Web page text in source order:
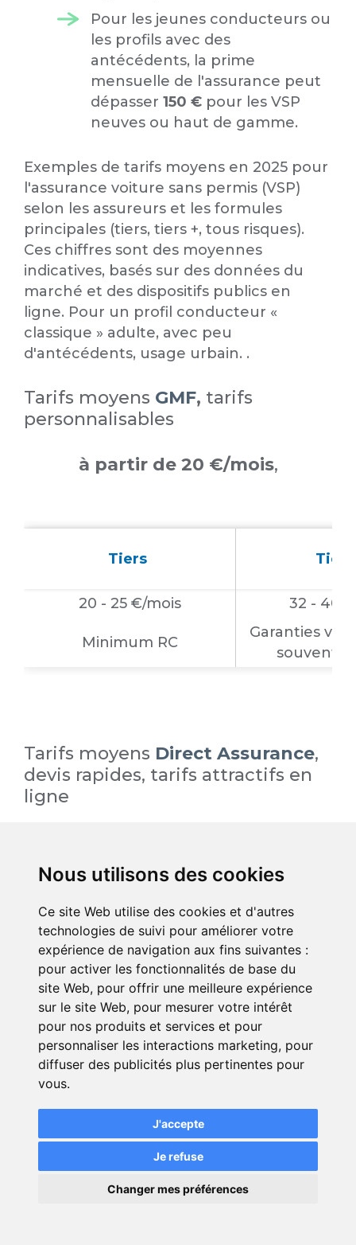
Nous utilisons des cookies
Ce site Web utilise des cookies et d'autres
technologies de suivi pour améliorer votre
expérience de navigation aux fins suivantes :
pour activer les fonctionnalités de base du
site Web, pour offrir une meilleure expérience
sur le site Web, pour mesurer votre intérêt
pour nos produits et services et pour
personnaliser les interactions marketing, pour
diffuser des publicités plus pertinentes pour
vous.
J'accepte
Je refuse
Changer mes préférences
Pour les jeunes conducteurs ou
les profils avec des
antécédents, la prime
mensuelle de l'assurance peut
dépasser 150 € pour les VSP
neuves ou haut de gamme.
Exemples de tarifs moyens en 2025 pour
l'assurance voiture sans permis (VSP)
selon les assureurs et les formules
principales (tiers, tiers +, tous risques).
Ces chiffres sont des moyennes
indicatives, basés sur des données du
marché et des dispositifs publics en
ligne. Pour un profil conducteur «
classique » adulte, avec peu
d'antécédents, usage urbain. .
Tarifs moyens GMF, tarifs
personnalisables
à partir de 20 €/mois,
Tiers Tiers
20 - 25 €/mois 32 - 40
Minimum RC
Garanties vol
souvent
Tarifs moyens Direct Assurance,
devis rapides, tarifs attractifs en
ligne
Tiers
20 - 26 €/mois
RC
Formule
Tarifs moyens
Assurance, spécialiste petits
à partir de 21 €/mois